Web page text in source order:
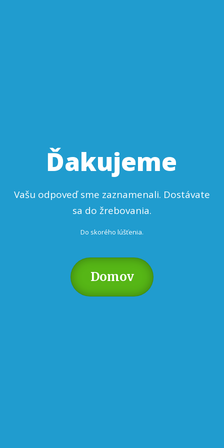
Ďakujeme
Vašu odpoveď sme zaznamenali. Dostávate
sa do žrebovania.
Do skorého lúšťenia.
Domov